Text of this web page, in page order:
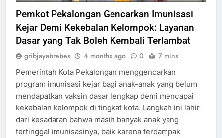
Pemkot Pekalongan Gencarkan Imunisasi
Kejar Demi Kekebalan Kelompok: Layanan
Dasar yang Tak Boleh Kembali Terlambat
gribjayabrebes 4 months ago 0 7 mins
Pemerintah Kota Pekalongan menggencarkan
program imunisasi kejar bagi anak-anak yang belum
mendapatkan vaksin dasar lengkap demi mencapai
kekebalan kelompok di tingkat kota. Langkah ini lahir
dari kesadaran bahwa masih banyak anak yang
tertinggal imunisasinya, baik karena terdampak